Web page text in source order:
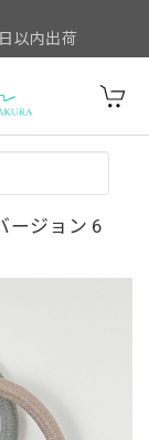
以内出荷
ージョン 6